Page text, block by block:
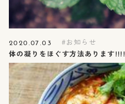
2020.07.03
お知らせ
体の凝りをほぐす方法あります!!!!